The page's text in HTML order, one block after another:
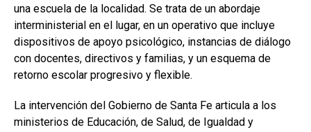
una escuela de la localidad. Se trata de un abordaje
interministerial en el lugar, en un operativo que incluye
dispositivos de apoyo psicológico, instancias de diálogo
con docentes, directivos y familias, y un esquema de
retorno escolar progresivo y flexible.
La intervención del Gobierno de Santa Fe articula a los
ministerios de Educación, de Salud, de Igualdad y